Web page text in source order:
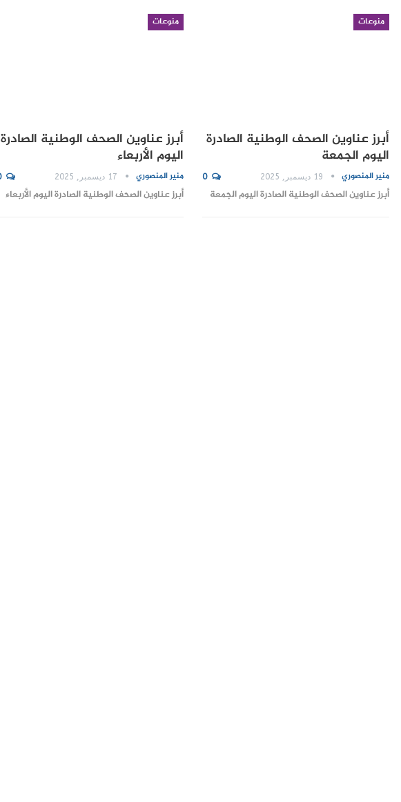
منوعات
أبرز عناوين الصحف الوطنية الصادرة
اليوم الجمعة
منير المنصوري 19 ديسمبر, 2025 0
أبرز عناوين الصحف الوطنية الصادرة اليوم الجمعة
منوعات
أبرز عناوين الصحف الوطنية الصادرة
اليوم الأربعاء
منير المنصوري 17 ديسمبر, 2025 0
أبرز عناوين الصحف الوطنية الصادرة اليوم الأربعاء